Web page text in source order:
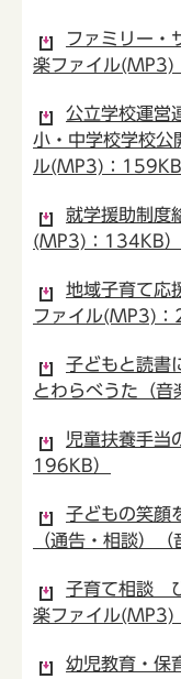
ファミリー・
楽ファイル(MP3)
公立学校運営
小・中学校学校公
ル(MP3)：159KB
就学援助制度
(MP3)：134KB）
地域子育て応
ファイル(MP3)：
子どもと読書
とわらべうた（
児童扶養手当
196KB）
子どもの笑顔
（通告・相談）
子育て相談
楽ファイル(MP3)
幼児教育・保